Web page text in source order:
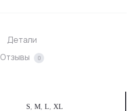
Детали
Отзывы
0
S, M, L, XL